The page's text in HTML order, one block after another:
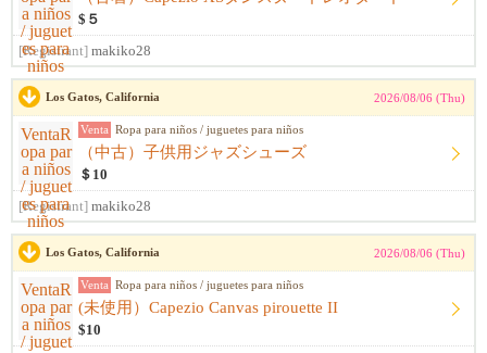
$５
[Registrant] makiko28
Los Gatos, California 2026/08/06 (Thu)
Venta Ropa para niños / juguetes para niños
（中古）子供用ジャズシューズ
＄10
[Registrant] makiko28
Los Gatos, California 2026/08/06 (Thu)
Venta Ropa para niños / juguetes para niños
(未使用）Capezio Canvas pirouette II
$10